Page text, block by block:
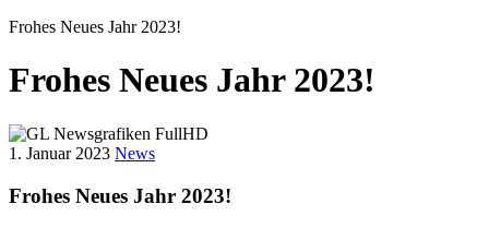
Frohes Neues Jahr 2023!
Frohes Neues Jahr 2023!
1. Januar 2023 News
Frohes Neues Jahr 2023!